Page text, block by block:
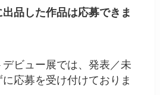
品した作品は応募できま
ビュー展では、発表／未
応募を受け付けておりま